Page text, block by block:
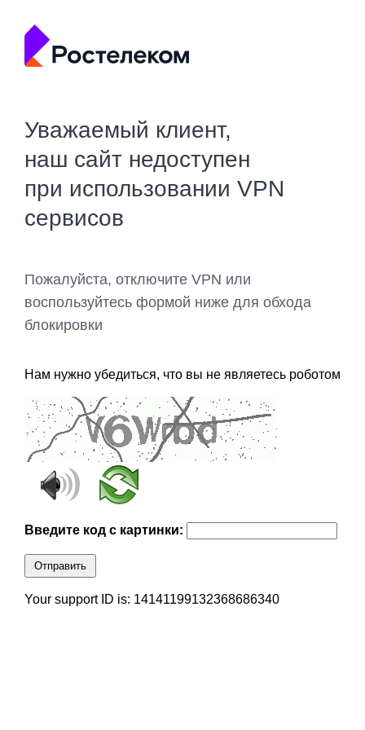
Уважаемый клиент,
наш сайт недоступен
при использовании VPN
сервисов
Пожалуйста, отключите VPN или
воспользуйтесь формой ниже для обхода
блокировки
Нам нужно убедиться, что вы не являетесь роботом
Введите код с картинки:
Отправить
Your support ID is: 14141199132368686340